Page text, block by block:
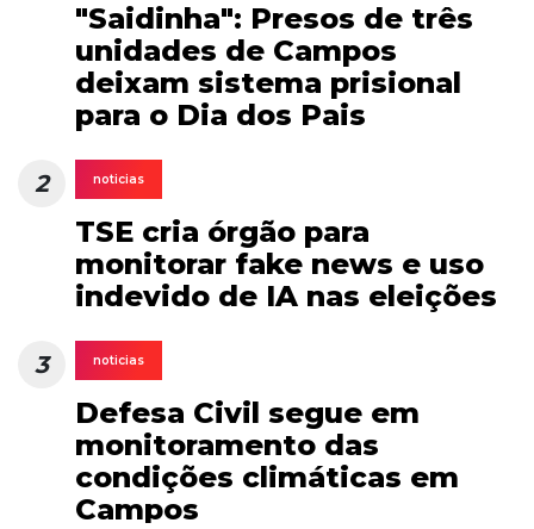
"Saidinha": Presos de três
unidades de Campos
deixam sistema prisional
para o Dia dos Pais
2 noticias
TSE cria órgão para
monitorar fake news e uso
indevido de IA nas eleições
3 noticias
Defesa Civil segue em
monitoramento das
condições climáticas em
Campos